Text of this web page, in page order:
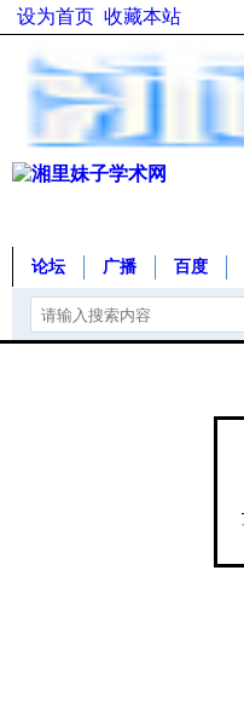
设为首页 收藏本站
论坛 广播 百度